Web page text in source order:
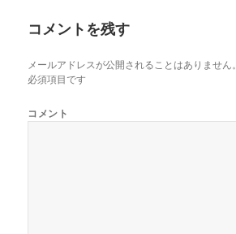
コメントを残す
メールアドレスが公開されることはありません。
必須項目です
コメント